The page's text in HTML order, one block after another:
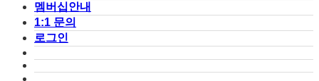
멤버십안내
1:1 문의
로그인